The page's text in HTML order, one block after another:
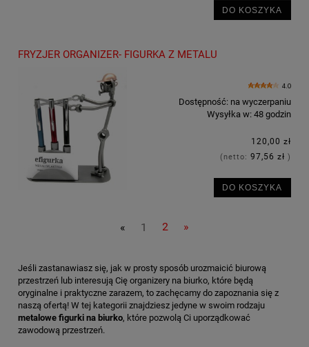
DO KOSZYKA
FRYZJER ORGANIZER- FIGURKA Z METALU
4.0
Dostępność: na wyczerpaniu
Wysyłka w: 48 godzin
120,00 zł
(netto: 97,56 zł )
DO KOSZYKA
« 1 2 »
Jeśli zastanawiasz się, jak w prosty sposób urozmaicić biurową
przestrzeń lub interesują Cię organizery na biurko, które będą
oryginalne i praktyczne zarazem, to zachęcamy do zapoznania się z
naszą ofertą! W tej kategorii znajdziesz jedyne w swoim rodzaju
metalowe figurki na biurko, które pozwolą Ci uporządkować
zawodową przestrzeń.